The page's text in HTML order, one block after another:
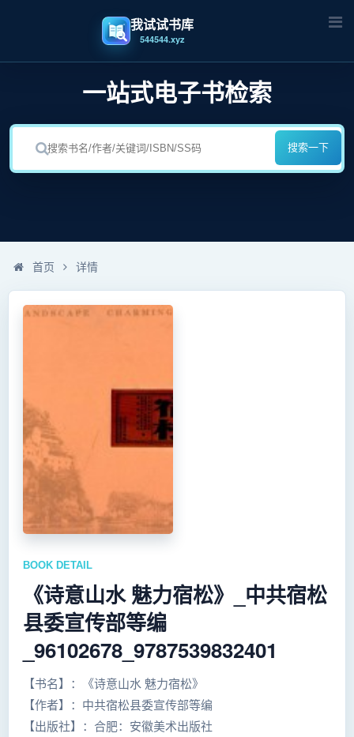
我试试书库
544544.xyz
一站式电子书检索
搜索一下
首页 详情
BOOK DETAIL
《诗意山水 魅力宿松》_中共宿松
县委宣传部等编
_96102678_9787539832401
【书名】：《诗意山水 魅力宿松》
【作者】：中共宿松县委宣传部等编
【出版社】：合肥：安徽美术出版社